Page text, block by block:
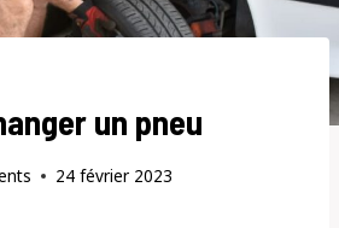
un pneu
24 février 2023